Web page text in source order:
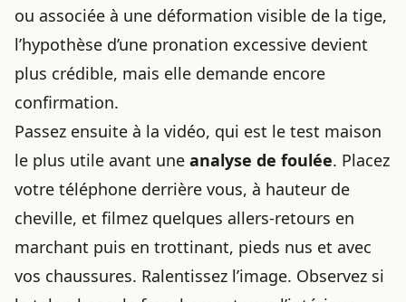
ou associée à une déformation visible de la tige,
l’hypothèse d’une pronation excessive devient
plus crédible, mais elle demande encore
confirmation.
Passez ensuite à la vidéo, qui est le test maison
le plus utile avant une analyse de foulée. Placez
votre téléphone derrière vous, à hauteur de
cheville, et filmez quelques allers-retours en
marchant puis en trottinant, pieds nus et avec
vos chaussures. Ralentissez l’image. Observez si